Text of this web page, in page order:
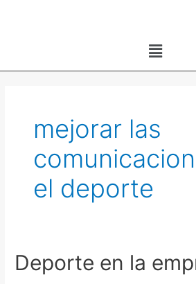
Menú
mejorar las
el deporte
Deporte en la
Deporte
en